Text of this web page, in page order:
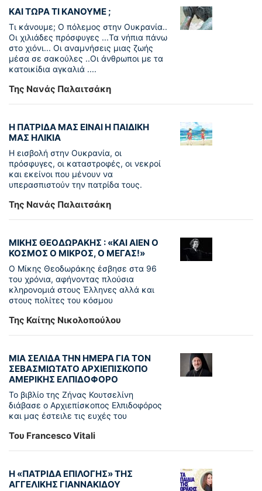
ΚΑΙ ΤΩΡΑ ΤΙ ΚΑΝΟΥΜΕ ;
Τι κάνουμε; Ο πόλεμος στην Ουκρανία..
Οι χιλιάδες πρόσφυγες ...Τα νήπια πάνω
στο χιόνι... Οι αναμνήσεις μιας ζωής
μέσα σε σακούλες ..Οι άνθρωποι με τα
κατοικίδια αγκαλιά ....
Της Νανάς Παλαιτσάκη
Η ΠΑΤΡΙΔΑ ΜΑΣ ΕΙΝΑΙ Η ΠΑΙΔΙΚΗ
ΜΑΣ ΗΛΙΚΙΑ
Η εισβολή στην Ουκρανία, οι
πρόσφυγες, οι καταστροφές, οι νεκροί
και εκείνοι που μένουν να
υπερασπιστούν την πατρίδα τους.
Της Νανάς Παλαιτσάκη
ΜΙΚΗΣ ΘΕΟΔΩΡΑΚΗΣ : «KAI ΑΙΕΝ Ο
ΚΟΣΜΟΣ Ο ΜΙΚΡΟΣ, Ο ΜΕΓΑΣ!»
Ο Μίκης Θεοδωράκης έσβησε στα 96
του χρόνια, αφήνοντας πλούσια
κληρονομιά στους Έλληνες αλλά και
στους πολίτες του κόσμου
Της Καίτης Νικολοπούλου
ΜΙΑ ΣΕΛΙΔΑ ΤΗΝ ΗΜΕΡΑ ΓΙΑ ΤΟΝ
ΣΕΒΑΣΜΙΩΤΑΤΟ ΑΡΧΙΕΠΙΣΚΟΠΟ
ΑΜΕΡΙΚΗΣ ΕΛΠΙΔΟΦΟΡΟ
Το βιβλίο της Ζήνας Κουτσελίνη
διάβασε ο Αρχιεπίσκοπος Ελπιδοφόρος
και μας έστειλε τις ευχές του
Του Francesco Vitali
Η «ΠΑΤΡΊΔΑ ΕΠΙΛΟΓΉΣ» ΤΗΣ
ΑΓΓΕΛΙΚΉΣ ΓΙΑΝΝΑΚΊΔΟΥ